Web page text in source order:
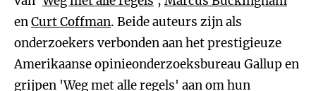
enCurt Coffman. Beide auteurs zijn als
onderzoekers verbonden aan het prestigieuze
Amerikaanse opinieonderzoeksbureau Gallup en
grijpen 'Weg met alle regels' aan om hun